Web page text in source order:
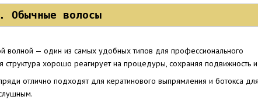
Обычные волосы
волной — один из самых удобных типов для профессионального
структура хорошо реагирует на процедуры, сохраняя подвижность
отлично подходят для кератинового выпрямления и ботокса